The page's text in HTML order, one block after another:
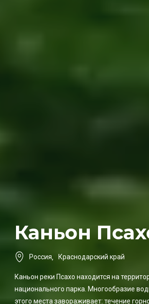
Каньон
Россия, Краснодарский край
Каньон реки Псахо находится на
национального парка. Многообразие
этого места завораживает: течение